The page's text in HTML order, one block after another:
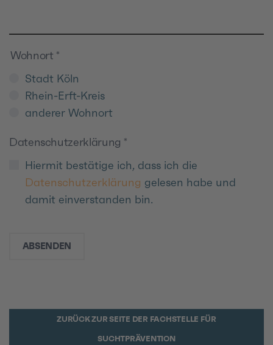
Wohnort *
Stadt Köln
Rhein-Erft-Kreis
anderer Wohnort
Datenschutzerklärung *
Hiermit bestätige ich, dass ich die
Datenschutzerklärung gelesen habe und
damit einverstanden bin.
ABSENDEN
ZURÜCK ZUR SEITE DER FACHSTELLE FÜR
SUCHTPRÄVENTION